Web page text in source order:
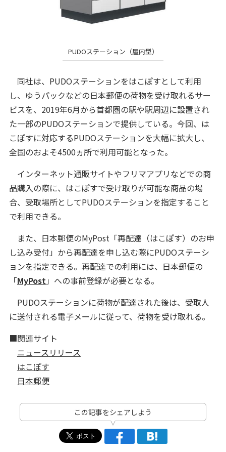
PUDOステーション（屋内型）
同社は、PUDOステーションをはこぽすとして利用
し、ゆうパックなどの日本郵便の荷物を受け取れるサー
ビスを、2019年6月から首都圏の駅や駅周辺に設置され
た一部のPUDOステーションで提供している。今回、は
こぽすに対応するPUDOステーションを大幅に拡大し、
全国のおよそ4500ヵ所で利用可能となった。
インターネット通販サイトやフリマアプリなどでの商
品購入の際に、はこぽすで受け取りが可能な商品の場
合、受取場所としてPUDOステーションを指定すること
で利用できる。
また、日本郵便のMyPost「再配達（はこぽす）のお申
し込み受付」から再配達を申し込む際にPUDOステーシ
ョンを指定できる。再配達での利用には、日本郵便の
「MyPost」への事前登録が必要となる。
PUDOステーションに荷物が配達された後は、受取人
に送付される電子メールに従って、荷物を受け取れる。
■関連サイト
ニュースリリース
はこぽす
日本郵便
この記事をシェアしよう